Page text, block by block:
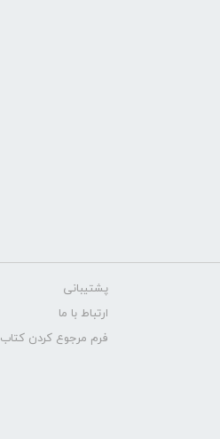
پشتیبانی
ارتباط با ما
فرم مرجوع کردن کتاب